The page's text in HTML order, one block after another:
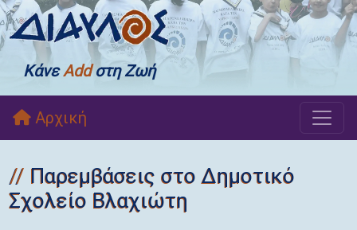
ΚάνεAddστη Ζωή
Αρχική
Παρεμβάσεις στο Δημοτικό
Σχολείο Βλαχιώτη